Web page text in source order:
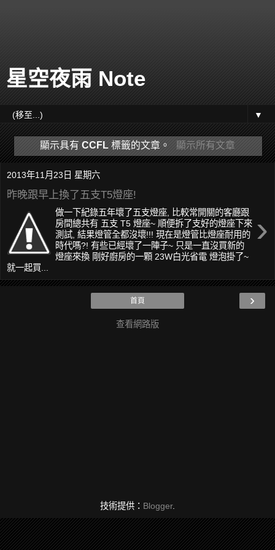
星空夜雨 Note
▼
顯示具有 CCFL標籤的文章。 顯示所有文章
2013年11月23日 星期六
昨晚跟早上換了五支T5燈座!
›
做一下紀錄五年壞了五支燈座, 比較常開關的客廳跟
房間總共有 五支 T5 燈座~ 順便拆了支好的燈座下來
測試, 結果燈管全都沒壞!!! 現在是燈管比燈座耐用的
時代嗎?! 有些已經壞了一陣子~ 只是一直沒買新的
燈座來換 剛好廚房的一顆 23W白光省電 燈泡掛了~
就一起買...
›
首頁
查看網路版
技術提供： Blogger.